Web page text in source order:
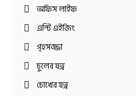
অফিস লাইফ
এন্টি এইজিং
গৃহসজ্জা
চুলের যত্ন
চোখের যত্ন